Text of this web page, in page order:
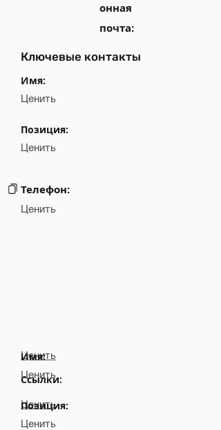
онная
почта:
Ключевые контакты
Имя:
Ценить
Позиция:
Ценить
Телефон:
Ценить
Ценить
Ссылки:
Ценить
Имя:
Ценить
Позиция:
Ценить